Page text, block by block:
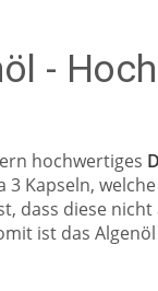
-
hochwertiges
Kapseln,
dass diese
ist das